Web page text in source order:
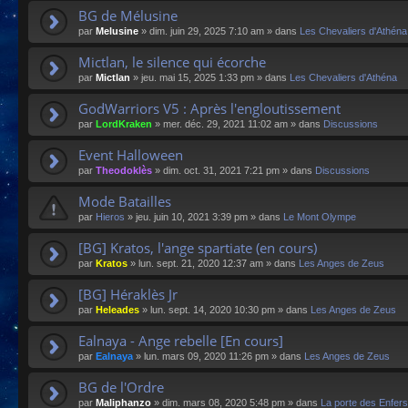
BG de Mélusine
par Melusine » dim. juin 29, 2025 7:10 am » dans Les Chevaliers d'Athéna
Mictlan, le silence qui écorche
par Mictlan » jeu. mai 15, 2025 1:33 pm » dans Les Chevaliers d'Athéna
GodWarriors V5 : Après l'engloutissement
par LordKraken » mer. déc. 29, 2021 11:02 am » dans Discussions
Event Halloween
par Theodoklès » dim. oct. 31, 2021 7:21 pm » dans Discussions
Mode Batailles
par Hieros » jeu. juin 10, 2021 3:39 pm » dans Le Mont Olympe
[BG] Kratos, l'ange spartiate (en cours)
par Kratos » lun. sept. 21, 2020 12:37 am » dans Les Anges de Zeus
[BG] Héraklès Jr
par Heleades » lun. sept. 14, 2020 10:30 pm » dans Les Anges de Zeus
Ealnaya - Ange rebelle [En cours]
par Ealnaya» lun. mars 09, 2020 11:26 pm » dans Les Anges de Zeus
BG de l'Ordre
par Maliphanzo » dim. mars 08, 2020 5:48 pm » dans La porte des Enfers